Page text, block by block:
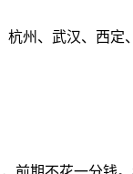
州、武汉、西